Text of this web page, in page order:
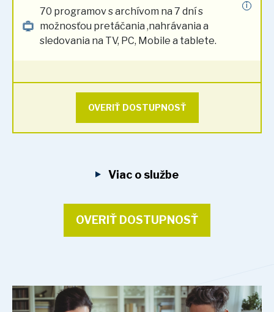
70 programov s archívom na 7 dní s
možnosťou pretáčania ,nahrávania a
sledovania na TV, PC, Mobile a tablete.
i
OVERIŤ DOSTUPNOSŤ
Viac o službe
OVERIŤ DOSTUPNOSŤ